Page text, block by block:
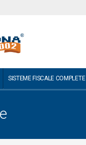
SISTEME FISCALE COMPLETE